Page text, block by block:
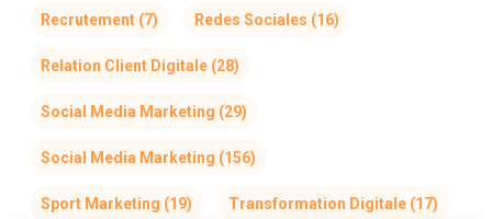
Recrutement(7) Redes Sociales (16)
Relation Client Digitale(28)
Social Media Marketing (29)
Social Media Marketing (156)
Sport Marketing (19) Transformation Digitale(17)